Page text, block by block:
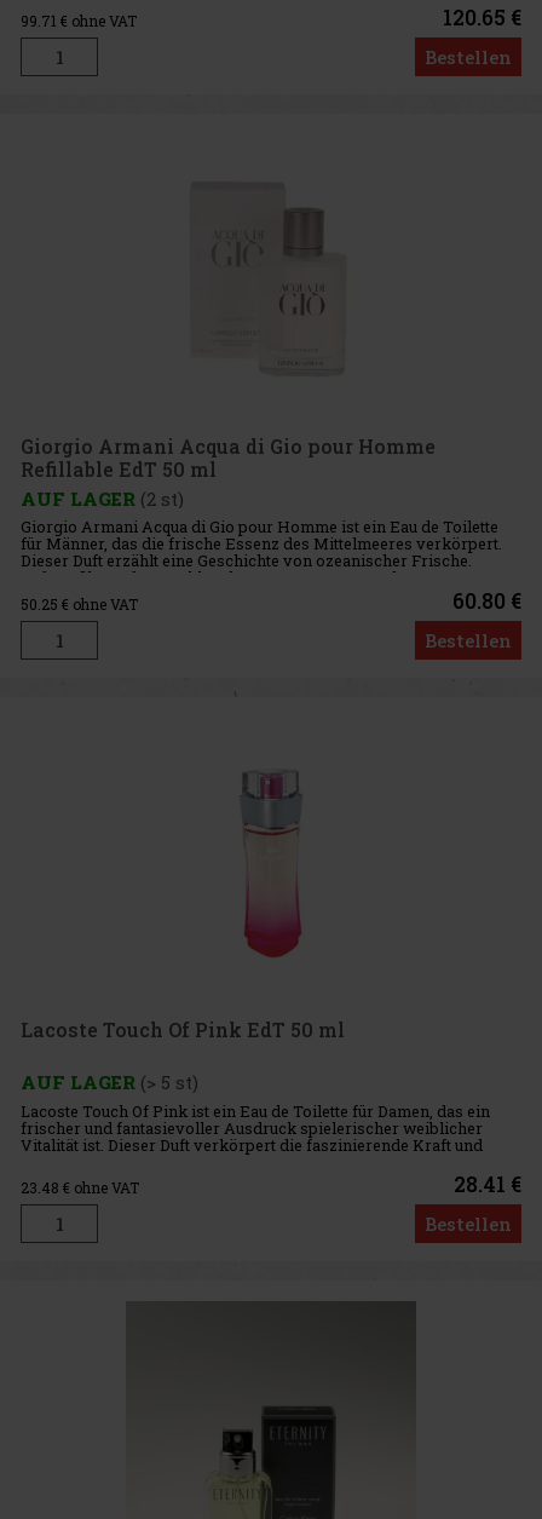
Eau
99.71 € ohne VAT 120.65 €
Bestellen
Giorgio Armani Acqua di Gio pour Homme
Refillable EdT 50 ml
AUF LAGER (2 st)
Giorgio Armani Acqua di Gio pour Homme ist ein Eau de Toilette
für Männer, das die frische Essenz des Mittelmeeres verkörpert.
Dieser Duft erzählt eine Geschichte von ozeanischer Frische.
Duftprofil: Kopfnote: Akkorde von Bergamotte und Meeresnoten
50.25 € ohne VAT 60.80 €
Bestellen
Lacoste Touch Of Pink EdT 50 ml
AUF LAGER (> 5 st)
Lacoste Touch Of Pink ist ein Eau de Toilette für Damen, das ein
frischer und fantasievoller Ausdruck spielerischer weiblicher
Vitalität ist. Dieser Duft verkörpert die faszinierende Kraft und
Authentizität der modernen Frau, die nach ihren eigenen R
23.48 € ohne VAT 28.41 €
Bestellen